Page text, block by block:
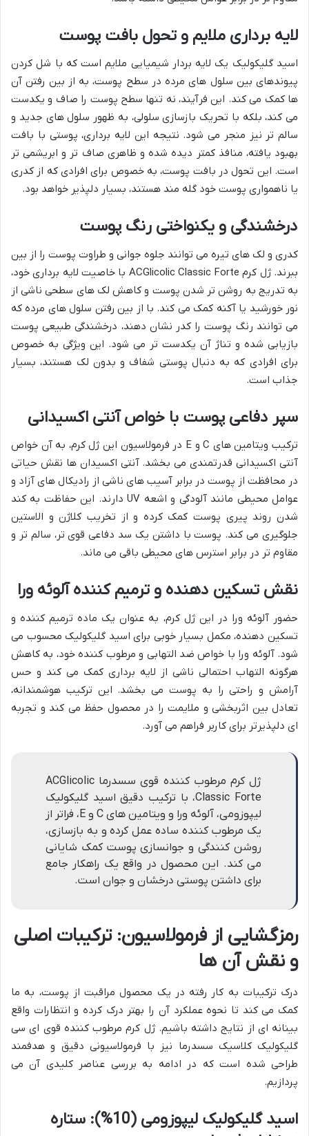
لایه برداری ملایم و تحول بافت پوست
اسید گلیکولیک یک لایه بردار شیمیایی ملایم است که با شل کردن
پیوندهای بین سلول های مرده در سطح پوست، به از بین رفتن آن
ها کمک می کند. این فرآیند، نه تنها سطح پوست را صاف و یکدست
می کند، بلکه با تحریک بازسازی سلولی، به ظهور سلول های جدید و
سالم تر نیز منجر می شود. نتیجه این لایه برداری، پوستی با بافت
بهبود یافته، منافذ کمتر دیده شده و ظاهری صاف تر و ابریشمی تر
است. این تحول در بافت پوست، به خصوص برای افرادی که از کدری
یا ناهمواری پوست خود گله مند هستند، بسیار دلپذیر خواهد بود.
درخشندگی و یکنواختی رنگ پوست
کدری و لک های تیره می توانند جلوه جوانی و طراوت پوست را از بین
ببرند. ژل کرم ACGlicolic Classic Forte با خاصیت لایه برداری خود،
به تدریج به روشن تر شدن پوست و کاهش لک های سطحی ناشی از
نور خورشید یا آکنه کمک می کند. با از بین رفتن سلول های مرده که
می توانند رنگ پوست را کدر نشان دهند، درخشندگی طبیعی پوست
بازیابی شده و تناژ آن یکدست تر می شود. این ویژگی به خصوص
برای افرادی که به دنبال پوستی شفاف و بدون لک هستند، بسیار
جذاب است.
سپر دفاعی پوست با خواص آنتی اکسیدانی
ترکیب ویتامین های C و E در فرمولاسیون این ژل کرم، به آن خواص
آنتی اکسیدانی قدرتمندی می بخشد. آنتی اکسیدان ها نقش حیاتی
در محافظت از پوست در برابر آسیب های ناشی از رادیکال های آزاد و
عوامل محیطی مانند آلودگی و اشعه UV دارند. این حفاظت به کند
شدن روند پیری پوست کمک کرده و از تخریب کلاژن و الاستین
جلوگیری می کند. پوست با داشتن یک سد دفاعی قوی تر، سالم تر و
مقاوم تر در برابر استرس های محیطی باقی می ماند.
نقش تسکین دهنده و ترمیم کننده آلوئه ورا
حضور آلوئه ورا در این ژل کرم، به عنوان یک ماده ترمیم کننده و
تسکین دهنده، مکمل بسیار خوبی برای اسید گلیکولیک محسوب می
شود. آلوئه ورا با خواص ضد التهابی و مرطوب کننده خود، به کاهش
هرگونه التهاب احتمالی ناشی از لایه برداری کمک می کند و حس
آرامش و راحتی را به پوست می بخشد. این ترکیب هوشمندانه،
تعادل بین اثربخشی و ملایمت را در محصول حفظ می کند و تجربه
ای دلپذیرتر برای کاربر فراهم می آورد.
ژل کرم مرطوب کننده قوی سسدرما ACGlicolic
Classic Forte، با ترکیب دقیق اسید گلیکولیک
لیپوزومی، آلوئه ورا و ویتامین های C و E، فراتر از
یک مرطوب کننده ساده عمل کرده و به بازسازی،
روشن کنندگی و جوانسازی پوست کمک شایانی
می کند. این محصول در واقع یک راهکار جامع
برای داشتن پوستی درخشان و جوان است.
رمزگشایی از فرمولاسیون: ترکیبات اصلی
و نقش آن ها
درک ترکیبات به کار رفته در یک محصول مراقبت از پوست، به ما
کمک می کند تا نحوه عملکرد آن را بهتر درک کرده و انتظارات واقع
بینانه ای از نتایج داشته باشیم. ژل کرم مرطوب کننده قوی ای سی
گلیکولیک کلاسیک سسدرما نیز با فرمولاسیونی دقیق و هدفمند
طراحی شده است که در ادامه به بررسی عناصر کلیدی آن می
پردازیم.
اسید گلیکولیک لیپوزومی (10%): ستاره